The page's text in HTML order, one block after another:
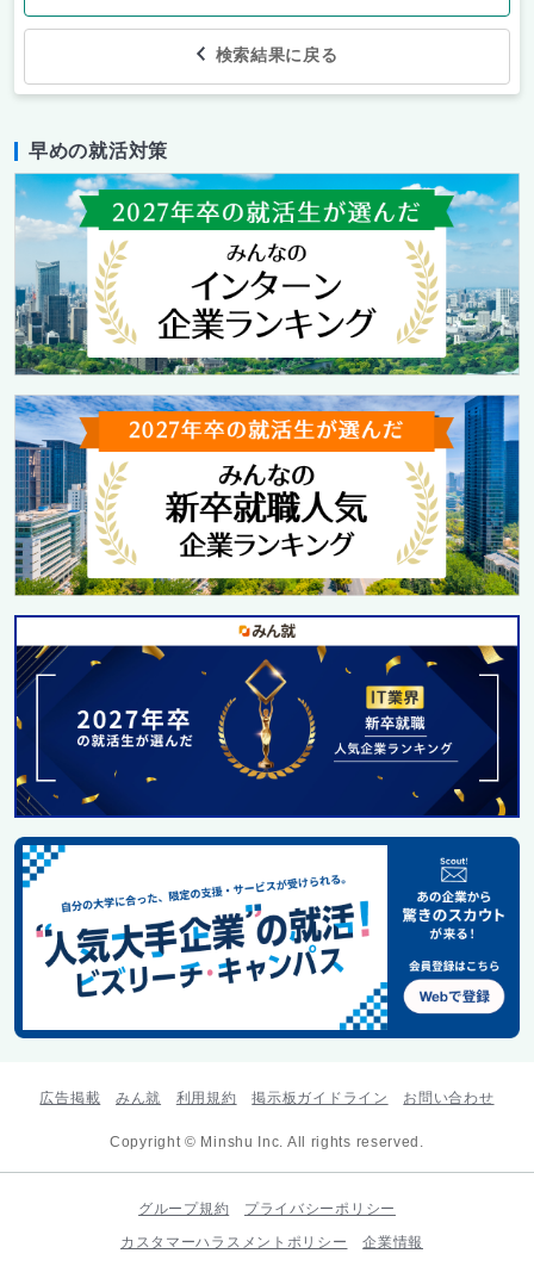
検索結果に戻る
早めの就活対策
広告掲載 みん就 利用規約 掲示板ガイドライン お問い合わせ
Copyright © Minshu Inc. All rights reserved.
グループ規約
プライバシーポリシー
カスタマーハラスメントポリシー
企業情報